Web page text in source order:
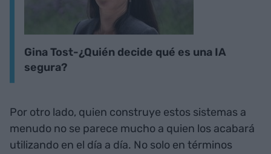
Gina Tost-¿Quién decide qué es una IA
segura?
Por otro lado, quien construye estos sistemas a
menudo no se parece mucho a quien los acabará
utilizando en el día a día. No solo en términos